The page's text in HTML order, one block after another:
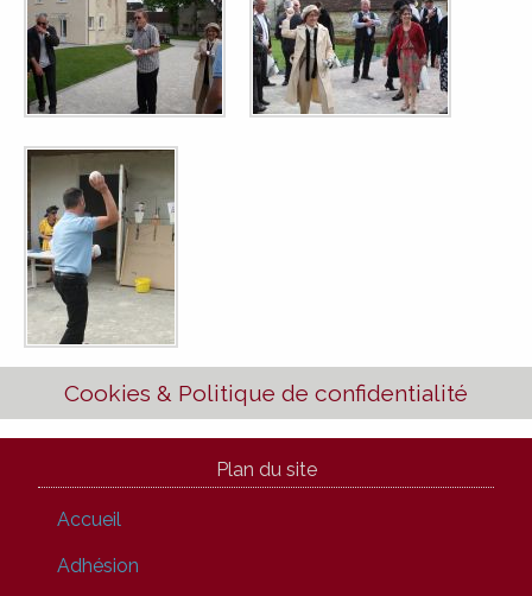
Cookies & Politique de confidentialité
Plan du site
Accueil
Adhésion